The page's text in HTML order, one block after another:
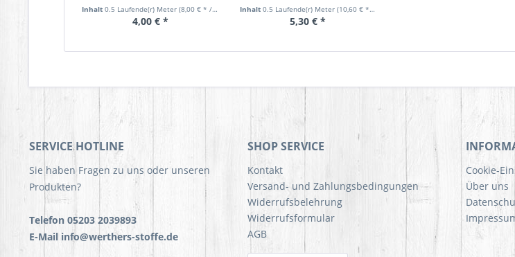
Inhalt 0.5 Laufende(r) Meter (8,00 € * / 1 Laufende(r) Meter)
4,00 € *
Inhalt 0.5 Laufende(r) Meter (10,60 € * / 1 Laufende(r) Meter)
5,30 € *
SERVICE HOTLINE
Sie haben Fragen zu uns oder unseren
Produkten?
Telefon 05203 2039893
E-Mail info@werthers-stoffe.de
SHOP SERVICE
Kontakt
Versand- und Zahlungsbedingungen
Widerrufsbelehrung
Widerrufsformular
AGB
Cookie-
Über uns